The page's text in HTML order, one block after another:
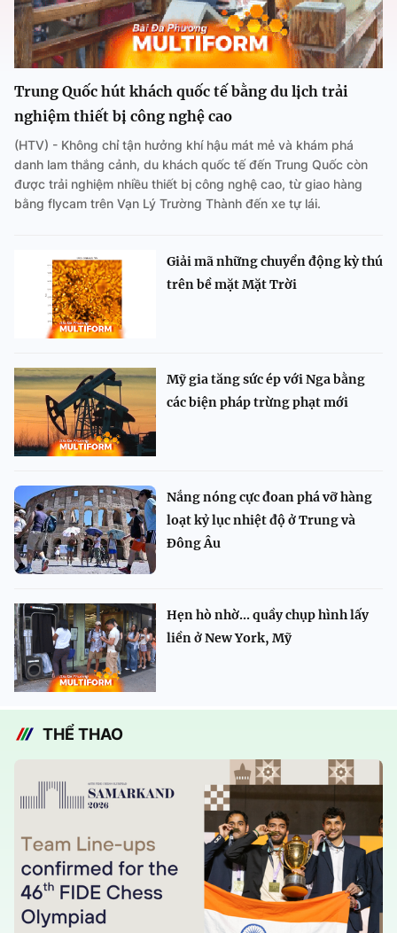
Trung Quốc hút khách quốc tế bằng du lịch trải
nghiệm thiết bị công nghệ cao
(HTV) - Không chỉ tận hưởng khí hậu mát mẻ và khám phá
danh lam thắng cảnh, du khách quốc tế đến Trung Quốc còn
được trải nghiệm nhiều thiết bị công nghệ cao, từ giao hàng
bằng flycam trên Vạn Lý Trường Thành đến xe tự lái.
Giải mã những chuyển động kỳ thú
trên bề mặt Mặt Trời
Mỹ gia tăng sức ép với Nga bằng
các biện pháp trừng phạt mới
Nắng nóng cực đoan phá vỡ hàng
loạt kỷ lục nhiệt độ ở Trung và
Đông Âu
Hẹn hò nhờ... quầy chụp hình lấy
liền ở New York, Mỹ
THỂ THAO